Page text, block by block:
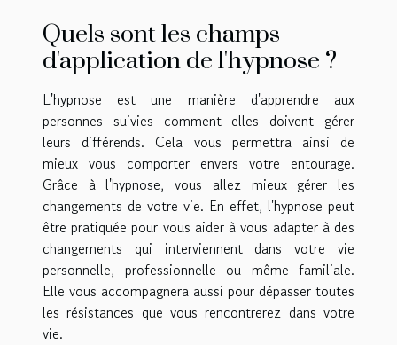
Quels sont les champs
d'application de l'hypnose ?
L'hypnose est une manière d'apprendre aux
personnes suivies comment elles doivent gérer
leurs différends. Cela vous permettra ainsi de
mieux vous comporter envers votre entourage.
Grâce à l'hypnose, vous allez mieux gérer les
changements de votre vie. En effet, l'hypnose peut
être pratiquée pour vous aider à vous adapter à des
changements qui interviennent dans votre vie
personnelle, professionnelle ou même familiale.
Elle vous accompagnera aussi pour dépasser toutes
les résistances que vous rencontrerez dans votre
vie.